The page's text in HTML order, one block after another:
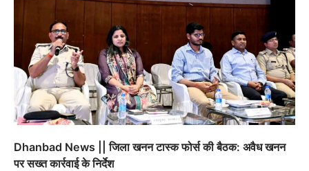
Dhanbad News || जिला खनन टास्क फोर्स की बैठक: अवैध खनन
पर सख्त कार्रवाई के निर्देश